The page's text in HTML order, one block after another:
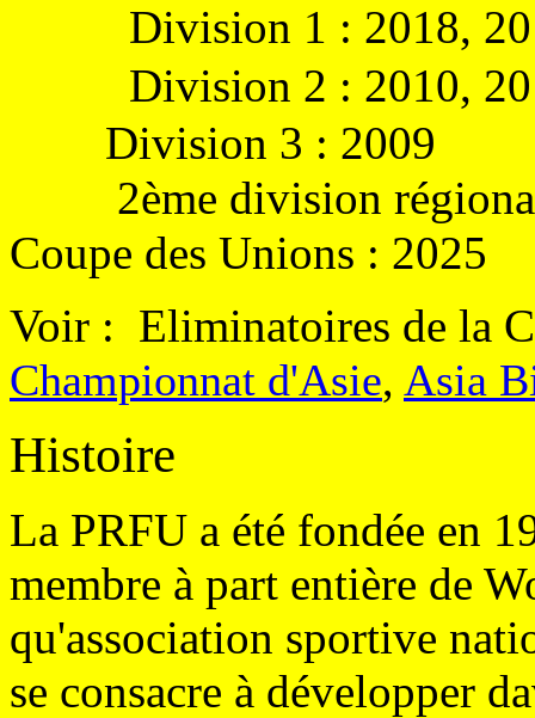
Division 1 : 2018,
Division 2 : 2010,
Division 3 : 2009
2ème division
Coupe des Unions : 2025
Voir : Eliminatoires de la
Championnat d'Asie, Asia
Histoire
La PRFU a été fondée en
membre à part entière de
qu'association sportive
se consacre à développer